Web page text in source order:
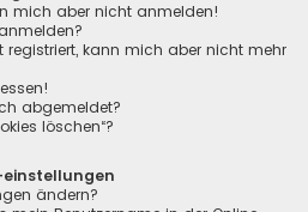
mich aber nicht anmelden!
registriert, kann mich aber nicht mehr
abgemeldet?
löschen“?
ändern?